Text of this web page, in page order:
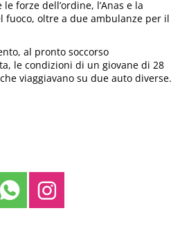
forze dell’ordine, l’Anas e la
fuoco, oltre a due ambulanze per il
al pronto soccorso
le condizioni di un giovane di 28
viaggiavano su due auto diverse.